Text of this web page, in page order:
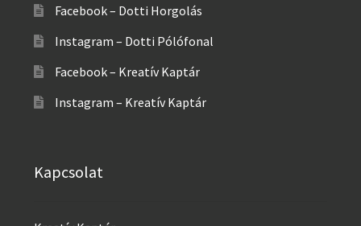
Facebook – Dotti Horgolás
Instagram – Dotti Pólófonal
Facebook – Kreatív Kaptár
Instagram – Kreatív Kaptár
Kapcsolat